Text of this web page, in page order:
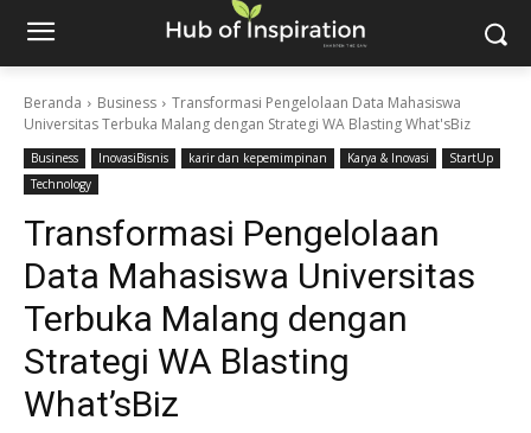
Beranda Business
Transformasi Pengelolaan Data Mahasiswa
Universitas Terbuka Malang dengan Strategi WA Blasting What'sBiz
Business InovasiBisnis karir dan kepemimpinan Karya & Inovasi
StartUp
Technology
Transformasi Pengelolaan
Data Mahasiswa Universitas
Terbuka Malang dengan
Strategi WA Blasting
What’sBiz